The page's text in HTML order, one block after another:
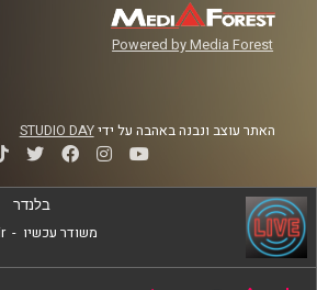
Powered by Media Forest
האתר עוצב ונבנה באהבה על ידיSTUDIO DAY
בלנדר
משודר עכשיו -